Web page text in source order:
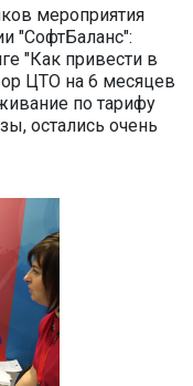
мероприятия
"СофтБаланс":
"Как привести в
ЦТО на 6 месяцев
по тарифу
остались очень